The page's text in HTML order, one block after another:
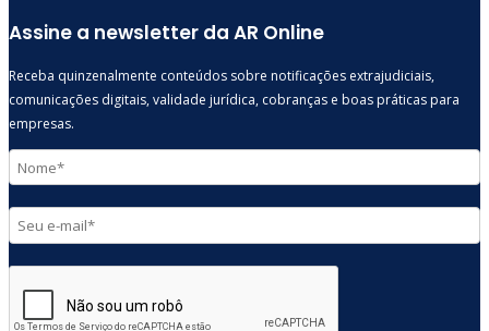
Assine a newsletter da AR Online
Receba quinzenalmente conteúdos sobre notificações extrajudiciais,
comunicações digitais, validade jurídica, cobranças e boas práticas para
empresas.